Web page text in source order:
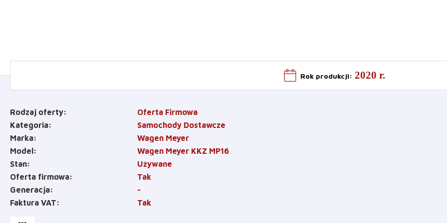
Rok produkcji: 2020 r.
Rodzaj oferty
Oferta Firmowa
Kategoria
Samochody Dostawcze
Marka
Wagen Meyer
Model
Wagen Meyer KKZ MP16
Stan
Używane
Oferta firmowa
Tak
Generacja
-
Faktura VAT
Tak